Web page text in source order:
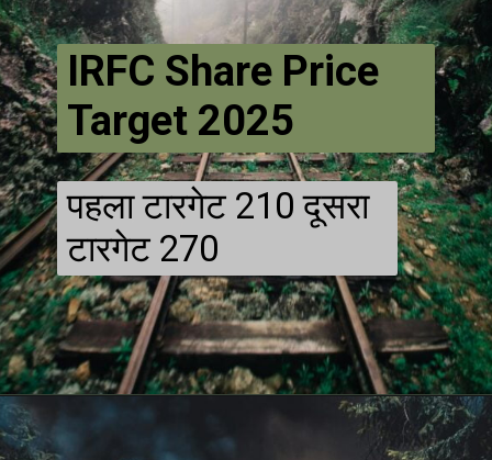
IRFC Share Price
Target 2025
पहला टारगेट 210 दूसरा
टारगेट 270